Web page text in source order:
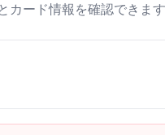
ード情報を確認できます